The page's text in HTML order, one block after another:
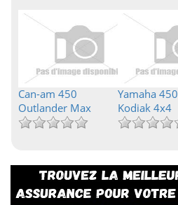
Can-am 450
Outlander Max
Yamaha 450
Kodiak 4x4